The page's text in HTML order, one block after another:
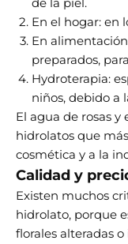
En el hogar: en
En
preparados,
Hydroterapia:
niños, debido a
El agua de rosas y
hidrolatos que
cosmética y a la
Calidad y
Existen muchos
hidrolato, porque
florales alteradas